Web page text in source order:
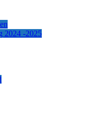
2024 -2025